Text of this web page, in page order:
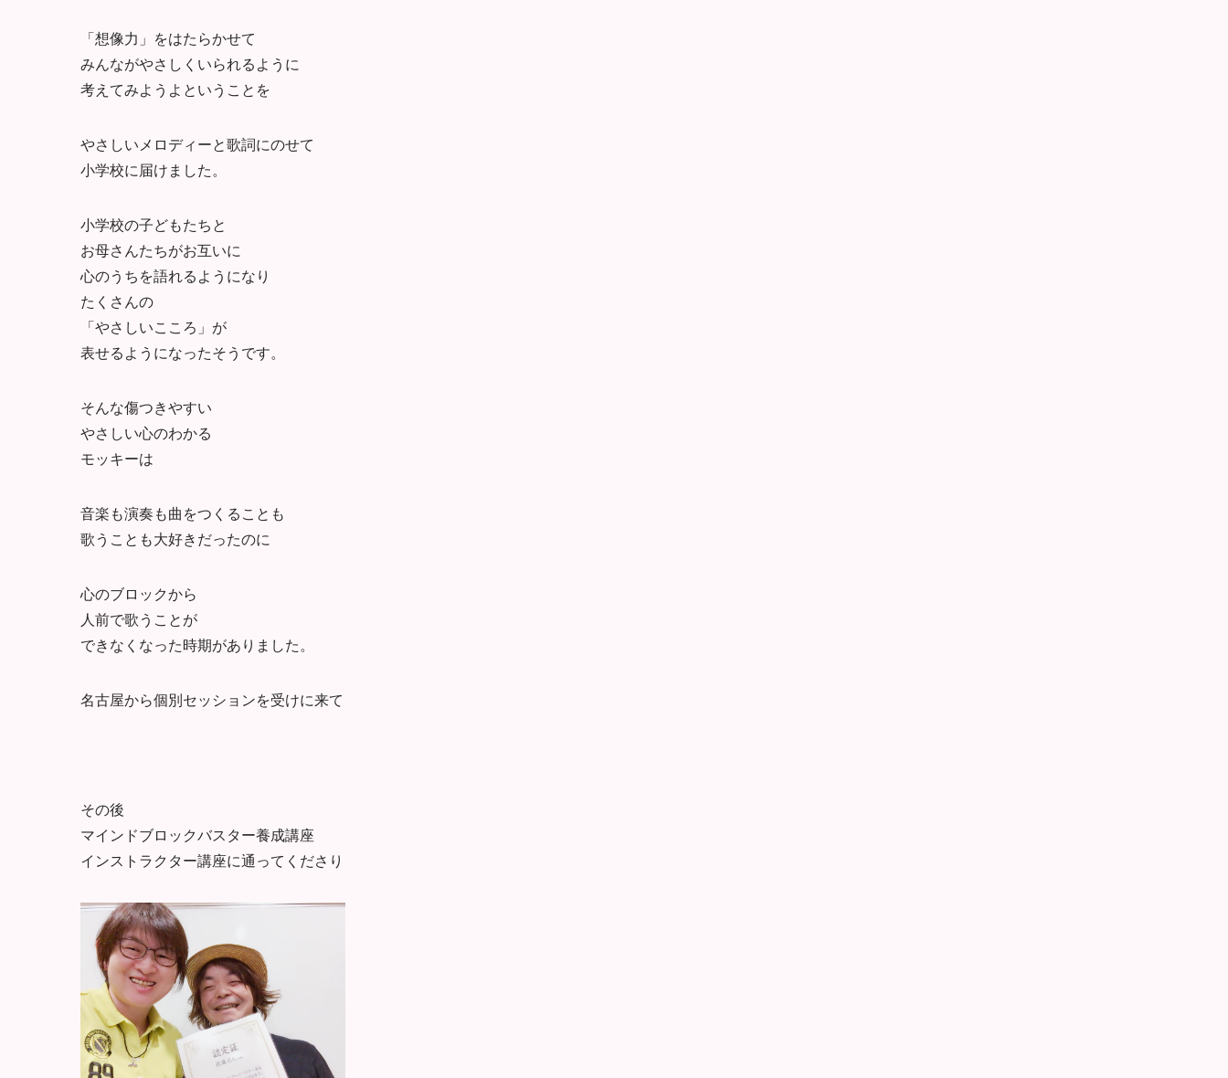
「想像力」をはたらかせて
みんながやさしくいられるように
考えてみようよということを
やさしいメロディーと歌詞にのせて
小学校に届けました。
小学校の子どもたちと
お母さんたちがお互いに
心のうちを語れるようになり
たくさんの
「やさしいこころ」が
表せるようになったそうです。
そんな傷つきやすい
やさしい心のわかる
モッキーは
音楽も演奏も曲をつくることも
歌うことも大好きだったのに
心のブロックから
人前で歌うことが
できなくなった時期がありました。
名古屋から個別セッションを受けに来て
その後
マインドブロックバスター養成講座
インストラクター講座に通ってくださり